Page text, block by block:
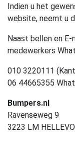
Indien u het
website, neemt u
Naast bellen en
medewerkers
010 3220111
06 44665355
Bumpers.nl
Ravenseweg 9
3223 LM